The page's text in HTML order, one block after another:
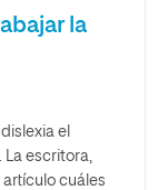
la
el
escritora,
cuáles